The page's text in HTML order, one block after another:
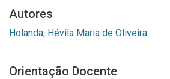
Autores
Holanda, Hévila Maria de Oliveira
Orientação Docente